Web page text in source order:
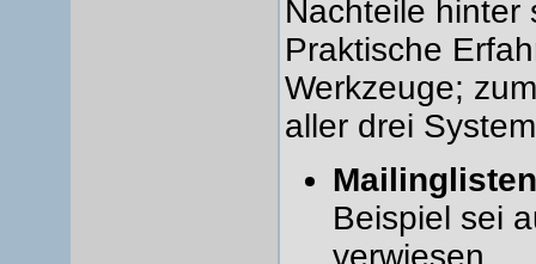
Nachteile hinter
Praktische
Werkzeuge;
aller drei
Mailinglisten
Beispiel sei
verwiesen